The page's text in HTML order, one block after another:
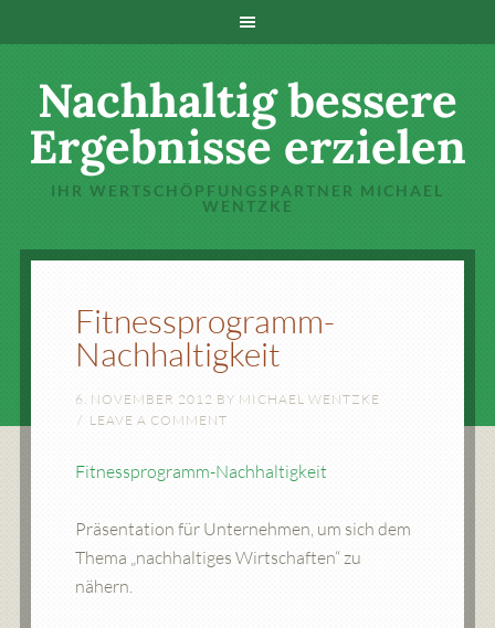
Nachhaltig bessere
Ergebnisse erzielen
IHR WERTSCHÖPFUNGSPARTNER MICHAEL
WENTZKE
Fitnessprogramm-
Nachhaltigkeit
6. NOVEMBER 2012 BY MICHAEL WENTZKE
LEAVE A COMMENT
Fitnessprogramm-Nachhaltigkeit
Präsentation für Unternehmen, um sich dem
Thema „nachhaltiges Wirtschaften“ zu
nähern.